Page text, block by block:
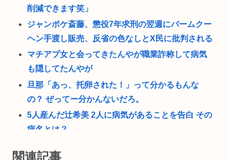
削減できます笑」
ジャンポケ斎藤、懲役7年求刑の翌週にバームクー
ヘン手渡し販売、反省の色なしとX民に批判される
マチアプ女と会ってきたんやが職業詐称して病気
も隠してたんやが
旦那「あっ、托卵された！」って分かるもんな
の？ ぜってー分かんないだろ。
5人産んだ辻希美 2人に病気があることを告白 その
病名とは？
関連記事